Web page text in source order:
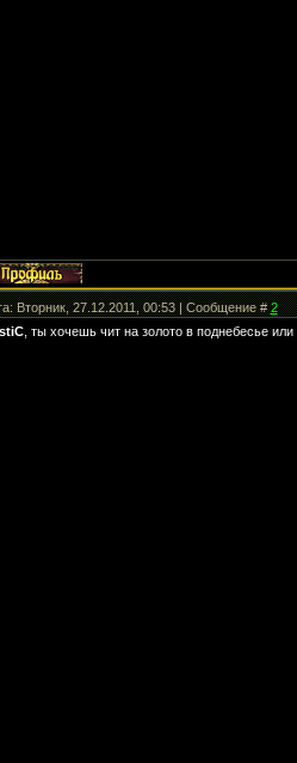
Вторник, 27.12.2011, 00:53 | Сообщение #2
, ты хочешь чит на золото в поднебесье